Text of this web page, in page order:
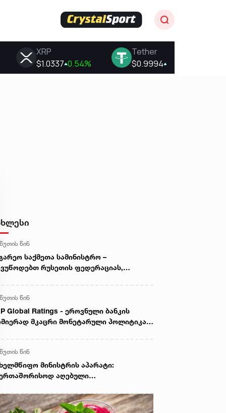
წინ
საქმეთა სამინისტრო –
რუსეთის ფედერაციას,
მიმართული ქმედებები
წინ
Global Ratings - ეროვნული ბანკის
მკაცრი მონეტარული პოლიტიკა
წინ
მინისტრის აპარატი:
აღებული
ფედერაცია ამ დრომდე
საქართველოს რეგიონების